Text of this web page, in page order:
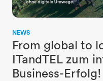
NEWS
From global to
ITandTEL zum
Business-Erfolg!